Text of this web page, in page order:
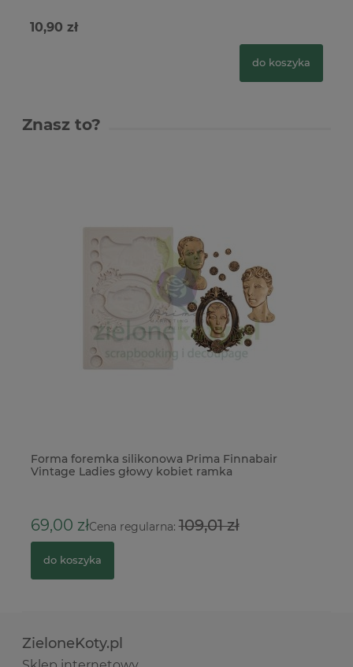
10,90 zł
do koszyka
Znasz to?
Forma foremka silikonowa Prima Finnabair
Vintage Ladies głowy kobiet ramka
69,00 złCena regularna:109,01 zł
do koszyka
ZieloneKoty.pl